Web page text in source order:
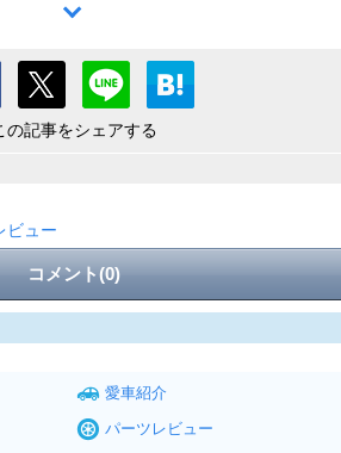
の記事をシェアする
ビュー
コメント(0)
愛車紹介
パーツレビュー